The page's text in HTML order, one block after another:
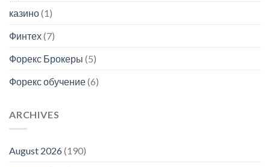
казино(1)
Финтех(7)
Форекс Брокеры (5)
Форекс обучение(6)
ARCHIVES
August 2026(190)